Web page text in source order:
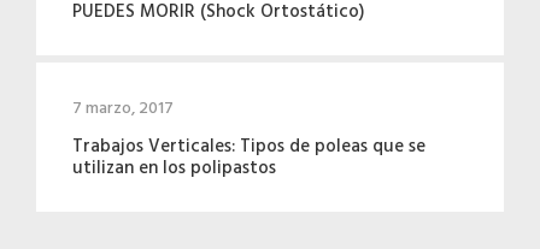
PUEDES MORIR (Shock Ortostático)
7 marzo, 2017
Trabajos Verticales: Tipos de poleas que se
utilizan en los polipastos